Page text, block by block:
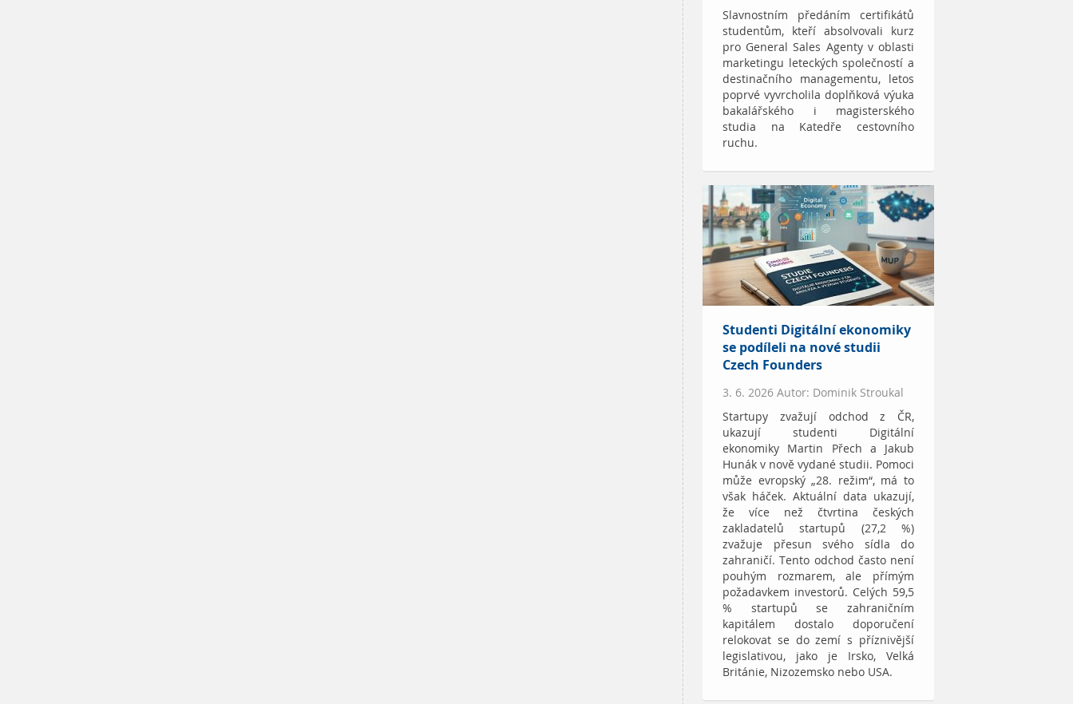
Slavnostním předáním certifikátů
studentům, kteří absolvovali kurz
pro General Sales Agenty v oblasti
marketingu leteckých společností a
destinačního managementu, letos
poprvé vyvrcholila doplňková výuka
bakalářského i magisterského
studia na Katedře cestovního
ruchu.
Studenti Digitální ekonomiky
se podíleli na nové studii
Czech Founders
3. 6. 2026 Autor: Dominik Stroukal
Startupy zvažují odchod z ČR,
ukazují studenti Digitální
ekonomiky Martin Přech a Jakub
Hunák v nově vydané studii. Pomoci
může evropský „28. režim“, má to
však háček. Aktuální data ukazují,
že více než čtvrtina českých
zakladatelů startupů (27,2 %)
zvažuje přesun svého sídla do
zahraničí. Tento odchod často není
pouhým rozmarem, ale přímým
požadavkem investorů. Celých 59,5
% startupů se zahraničním
kapitálem dostalo doporučení
relokovat se do zemí s příznivější
legislativou, jako je Irsko, Velká
Británie, Nizozemsko nebo USA.